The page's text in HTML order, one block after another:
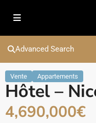
Advanced Search
Vente Appartements
Hôtel –
4,690,000€